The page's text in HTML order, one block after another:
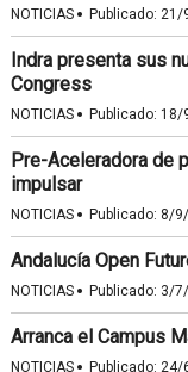
NOTICIAS · Publicado: 21/
Indra presenta sus
Congress
NOTICIAS · Publicado: 18/
Pre-Aceleradora de
impulsar
NOTICIAS · Publicado: 8/
Andalucía Open
NOTICIAS · Publicado: 3/
Arranca el Campus
NOTICIAS Publicado: 24/